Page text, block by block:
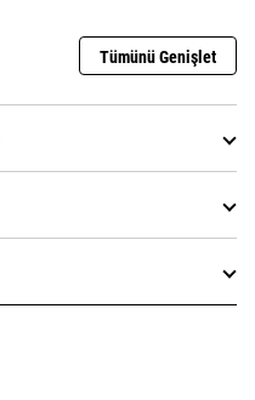
Tümünü Genişlet